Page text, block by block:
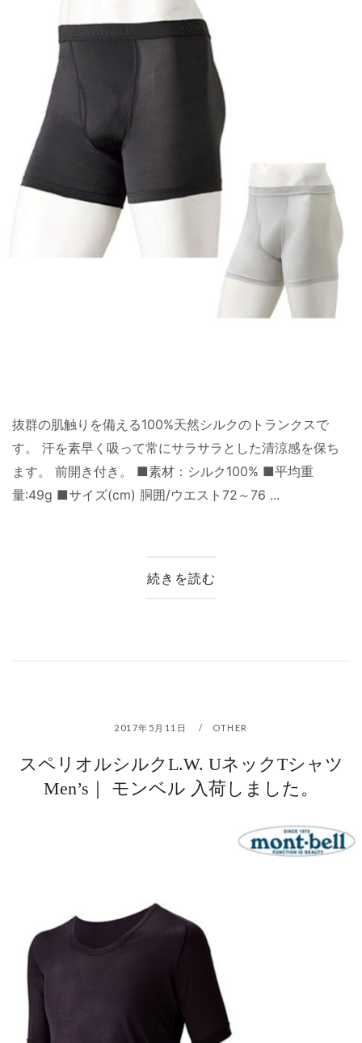
抜群の肌触りを備える100%天然シルクのトランクスで
す。 汗を素早く吸って常にサラサラとした清涼感を保ち
ます。 前開き付き。 ■素材：シルク100% ■平均重
量:49g ■サイズ(cm) 胴囲/ウエスト72～76 ...
続きを読む
2017年5月11日 OTHER
スペリオルシルクL.W. UネックTシャツ
Men’s｜ モンベル 入荷しました。